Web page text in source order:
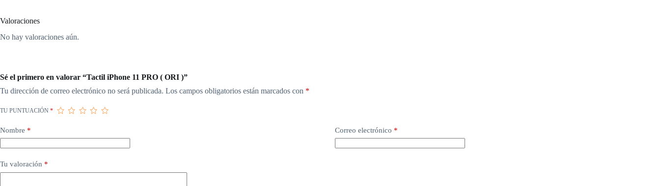
Valoraciones
No hay valoraciones aún.
Sé el primero en valorar “Tactil iPhone 11 PRO ( ORI )”
Tu dirección de correo electrónico no será publicada. Los campos obligatorios están marcados con *
TU PUNTUACIÓN *
Nombre * Correo electrónico *
Tu valoración *